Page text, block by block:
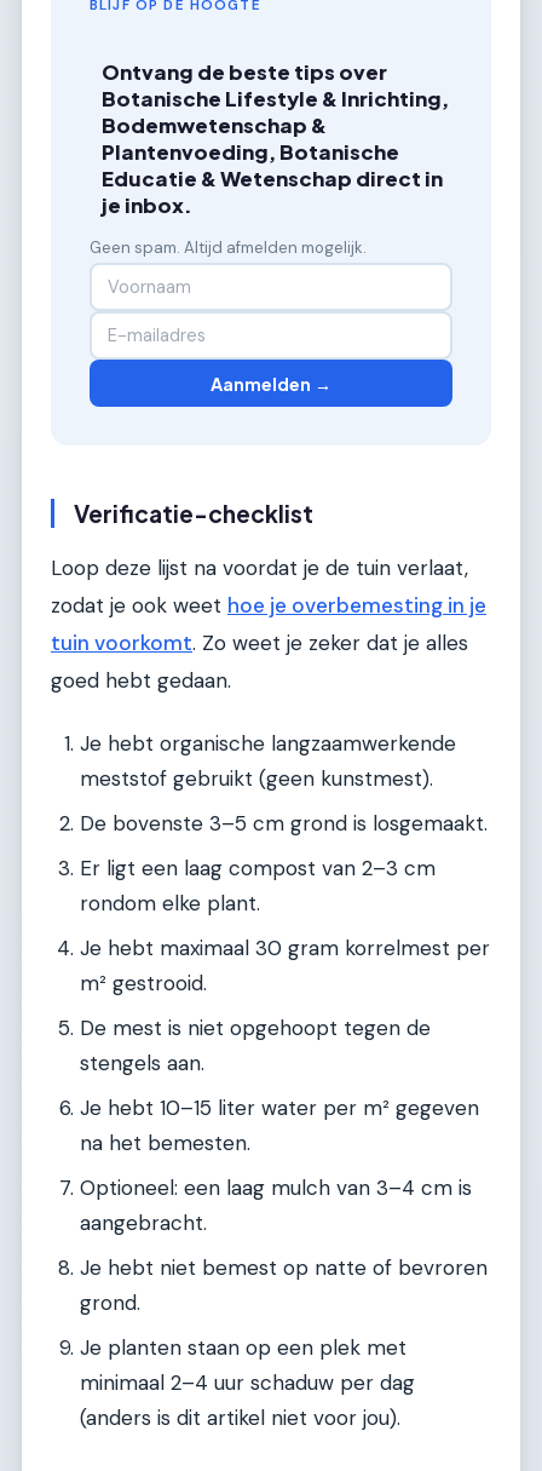
BLIJF OP DE HOOGTE
Ontvang de beste tips over
Botanische Lifestyle & Inrichting,
Bodemwetenschap &
Plantenvoeding, Botanische
Educatie & Wetenschap direct in
je inbox.
Geen spam. Altijd afmelden mogelijk.
Aanmelden →
Verificatie-checklist
Loop deze lijst na voordat je de tuin verlaat,
zodat je ook weet hoe je overbemesting in je
tuin voorkomt. Zo weet je zeker dat je alles
goed hebt gedaan.
Je hebt organische langzaamwerkende
meststof gebruikt (geen kunstmest).
De bovenste 3–5 cm grond is losgemaakt.
Er ligt een laag compost van 2–3 cm
rondom elke plant.
Je hebt maximaal 30 gram korrelmest per
m² gestrooid.
De mest is niet opgehoopt tegen de
stengels aan.
Je hebt 10–15 liter water per m² gegeven
na het bemesten.
Optioneel: een laag mulch van 3–4 cm is
aangebracht.
Je hebt niet bemest op natte of bevroren
grond.
Je planten staan op een plek met
minimaal 2–4 uur schaduw per dag
(anders is dit artikel niet voor jou).